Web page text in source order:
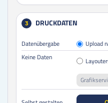
3 DRUCKDATEN
Datenübergabe Upload
Keine Daten